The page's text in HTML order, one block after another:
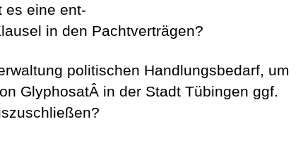
es eine ent-
in den Pachtverträgen?
politischen Handlungsbedarf, um
GlyphosatÂ in der Stadt Tübingen ggf.